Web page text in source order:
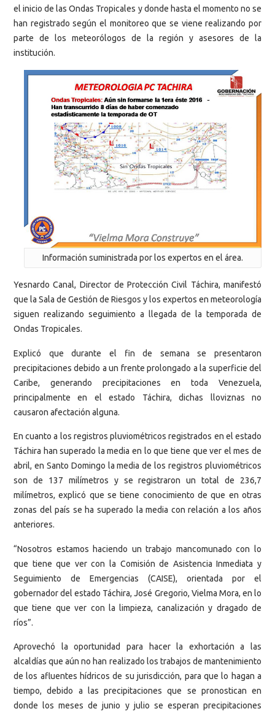
el inicio de las Ondas Tropicales y donde hasta el momento no se
han registrado según el monitoreo que se viene realizando por
parte de los meteorólogos de la región y asesores de la
institución.
Información suministrada por los expertos en el área.
Yesnardo Canal, Director de Protección Civil Táchira, manifestó
que la Sala de Gestión de Riesgos y los expertos en meteorología
siguen realizando seguimiento a llegada de la temporada de
Ondas Tropicales.
Explicó que durante el fin de semana se presentaron
precipitaciones debido a un frente prolongado a la superficie del
Caribe, generando precipitaciones en toda Venezuela,
principalmente en el estado Táchira, dichas lloviznas no
causaron afectación alguna.
En cuanto a los registros pluviométricos registrados en el estado
Táchira han superado la media en lo que tiene que ver el mes de
abril, en Santo Domingo la media de los registros pluviométricos
son de 137 milímetros y se registraron un total de 236,7
milímetros, explicó que se tiene conocimiento de que en otras
zonas del país se ha superado la media con relación a los años
anteriores.
“Nosotros estamos haciendo un trabajo mancomunado con lo
que tiene que ver con la Comisión de Asistencia Inmediata y
Seguimiento de Emergencias (CAISE), orientada por el
gobernador del estado Táchira, José Gregorio, Vielma Mora, en lo
que tiene que ver con la limpieza, canalización y dragado de
ríos”.
Aprovechó la oportunidad para hacer la exhortación a las
alcaldías que aún no han realizado los trabajos de mantenimiento
de los afluentes hídricos de su jurisdicción, para que lo hagan a
tiempo, debido a las precipitaciones que se pronostican en
donde los meses de junio y julio se esperan precipitaciones